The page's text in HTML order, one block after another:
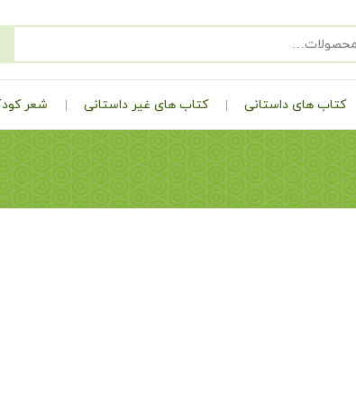
کتاب های داستانی کتاب های غیر داستانی شعر